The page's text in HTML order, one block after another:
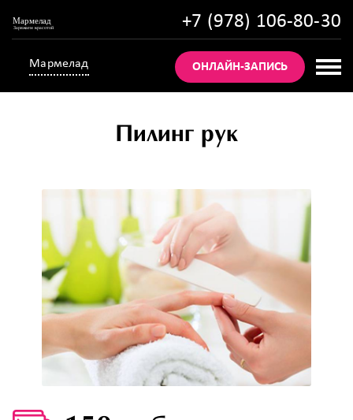
+7 (978) 106-80-30
Мармелад ОНЛАЙН-ЗАПИСЬ
Пилинг рук